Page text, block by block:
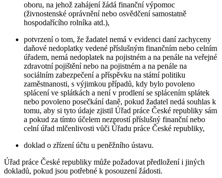
oboru, na jehož zahájení žádá finanční výpomoc
(živnostenské oprávnění nebo osvědčení samostatně
hospodařícího rolníka atd.),
potvrzení o tom, že žadatel nemá v evidenci daní zachyceny
daňové nedoplatky vedené příslušným finančním nebo celním
úřadem, nemá nedoplatek na pojistném a na penále na veřejné
zdravotní pojištění nebo na pojistném a na penále na
sociálním zabezpečení a příspěvku na státní politiku
zaměstnanosti, s výjimkou případů, kdy bylo povoleno
splácení ve splátkách a není v prodlení se splácením splátek
nebo povoleno posečkání daně, pokud žadatel nedá souhlas k
tomu, aby si tyto údaje zjistil Úřad práce České republiky sám
a pokud za tímto účelem nezprostí příslušný finanční nebo
celní úřad mlčenlivosti vůči Úřadu práce České republiky,
doklad o zřízení účtu u peněžního ústavu.
Úřad práce České republiky může požadovat předložení i jiných
dokladů, pokud jsou potřebné k posouzení žádosti.